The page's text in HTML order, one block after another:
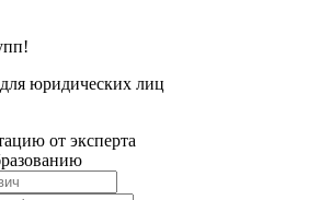
юридических лиц
от эксперта